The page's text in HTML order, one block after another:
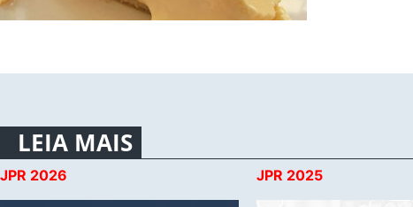
LEIA MAIS
JPR 2026 JPR 2025